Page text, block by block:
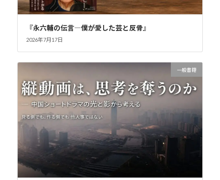
『永六輔の伝言―僕が愛した芸と反骨』
2026年7月17日
一般書籍